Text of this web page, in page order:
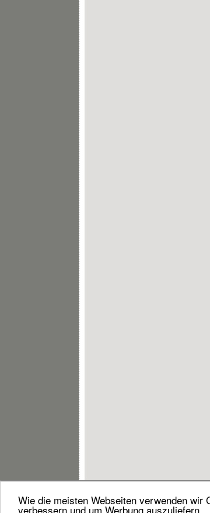
Wie die meisten Webseiten verwenden
verbessern und um Werbung auszuliefern.